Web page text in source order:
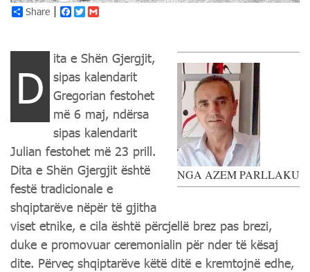
Share Facebook
Twitter
NGA AZEM PARLLAKU
D
ita e Shën Gjergjit,
sipas kalendarit
Gregorian festohet
më 6 maj, ndërsa
sipas kalendarit
Julian festohet më 23 prill.
Dita e Shën Gjergjit është
festë tradicionale e
shqiptarëve nëpër të gjitha
viset etnike, e cila është përcjellë brez pas brezi,
duke e promovuar ceremonialin për nder të kësaj
dite. Përveç shqiptarëve këtë ditë e kremtojnë edhe,